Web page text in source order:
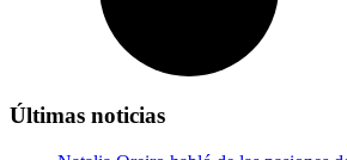
Últimas noticias